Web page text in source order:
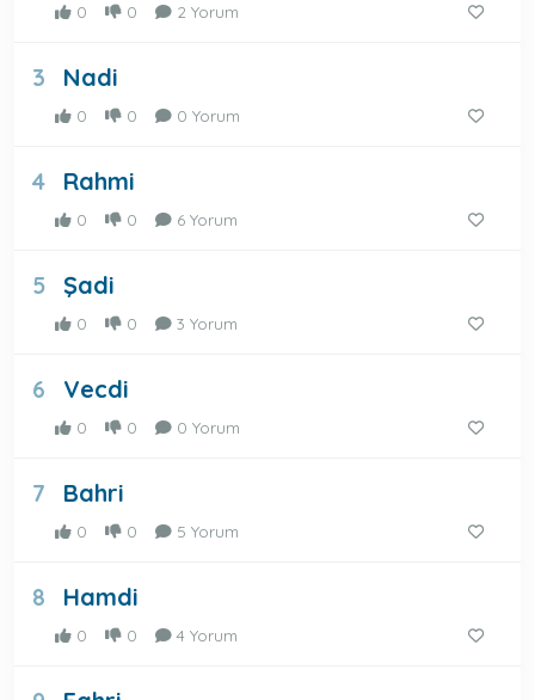
0 0 2 Yorum
3 Nadi
0 0 0 Yorum
4 Rahmi
0 0 6 Yorum
5 Şadi
0 0 3 Yorum
6 Vecdi
0 0 0 Yorum
7 Bahri
0 0 5 Yorum
8 Hamdi
0 0 4 Yorum